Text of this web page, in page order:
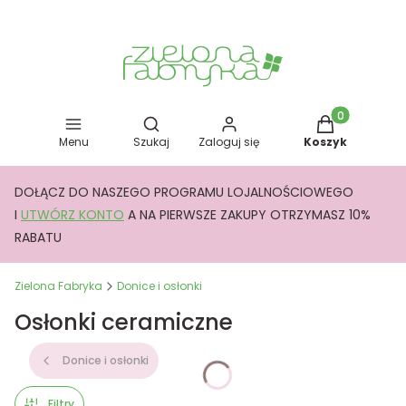
Menu
Otwórz wyszukiwarkę
Szukaj Zaloguj się
Produkty w
Koszyk
DOŁĄCZ DO NASZEGO PROGRAMU LOJALNOŚCIOWEGO
I UTWÓRZ KONTO A NA PIERWSZE ZAKUPY OTRZYMASZ 10%
RABATU
Zielona Fabryka Donice i osłonki
Osłonki ceramiczne
Donice i osłonki